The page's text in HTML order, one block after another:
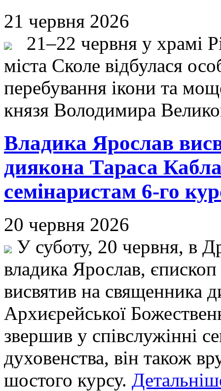
21 червня 2026
21–22 червня у храмі
міста Сколе відбулася
перебування ікони та
князя Володимира
Владика Ярослав
диякона Тараса
семінаристам 6-го
20 червня 2026
У суботу, 20 червня, в
владика Ярослав,
висвятив на священника
Архиєрейської
звершив у співслужінні
духовенства, він також
шостого курсу.